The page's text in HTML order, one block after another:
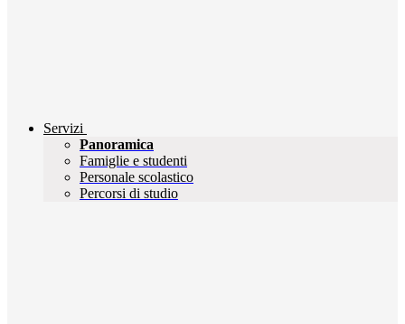
Servizi
Panoramica
Famiglie e studenti
Personale scolastico
Percorsi di studio